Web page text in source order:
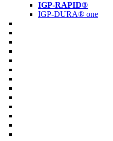
IGP-RAPID®
IGP-DURA® one